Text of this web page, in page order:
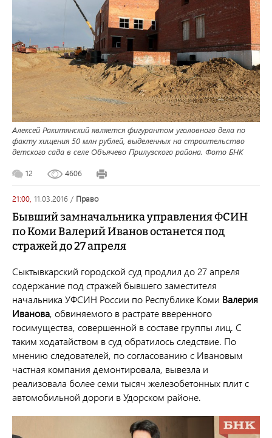
Алексей Ракитянский является фигурантом уголовного дела по
факту хищения 50 млн рублей, выделенных на строительство
детского сада в селе Объячево Прилузского района. Фото БНК
12 4606
21:00, 11.03.2016 / право
Бывший замначальника управления ФСИН
по Коми Валерий Иванов останется под
стражей до 27 апреля
Сыктывкарский городской суд продлил до 27 апреля
содержание под стражей бывшего заместителя
начальника УФСИН России по Республике Коми Валерия
Иванова, обвиняемого в растрате вверенного
госимущества, совершенной в составе группы лиц. С
таким ходатайством в суд обратилось следствие. По
мнению следователей, по согласованию с Ивановым
частная компания демонтировала, вывезла и
реализовала более семи тысяч железобетонных плит с
автомобильной дороги в Удорском районе.